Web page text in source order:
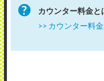
カウンター料金と
>> カウンター料